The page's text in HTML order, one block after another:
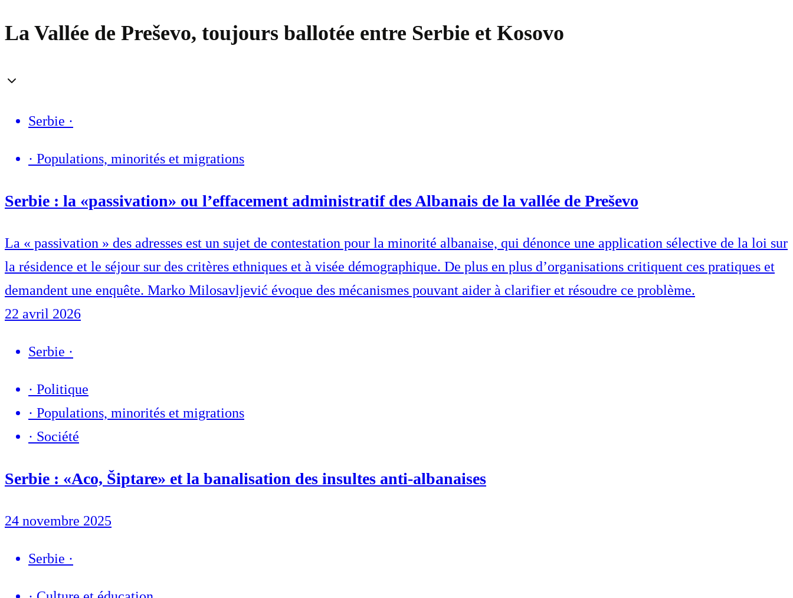
La Vallée de Preševo, toujours ballotée entre Serbie et Kosovo
Serbie ·
· Populations, minorités et migrations
Serbie : la «passivation» ou l’effacement administratif des Albanais de la vallée de Preševo
La « passivation » des adresses est un sujet de contestation pour la minorité albanaise, qui dénonce une application sélective de la loi sur
la résidence et le séjour sur des critères ethniques et à visée démographique. De plus en plus d’organisations critiquent ces pratiques et
demandent une enquête. Marko Milosavljević évoque des mécanismes pouvant aider à clarifier et résoudre ce problème.
22 avril 2026
Serbie ·
· Politique
· Populations, minorités et migrations
· Société
Serbie : «Aco, Šiptare» et la banalisation des insultes anti-albanaises
24 novembre 2025
Serbie ·